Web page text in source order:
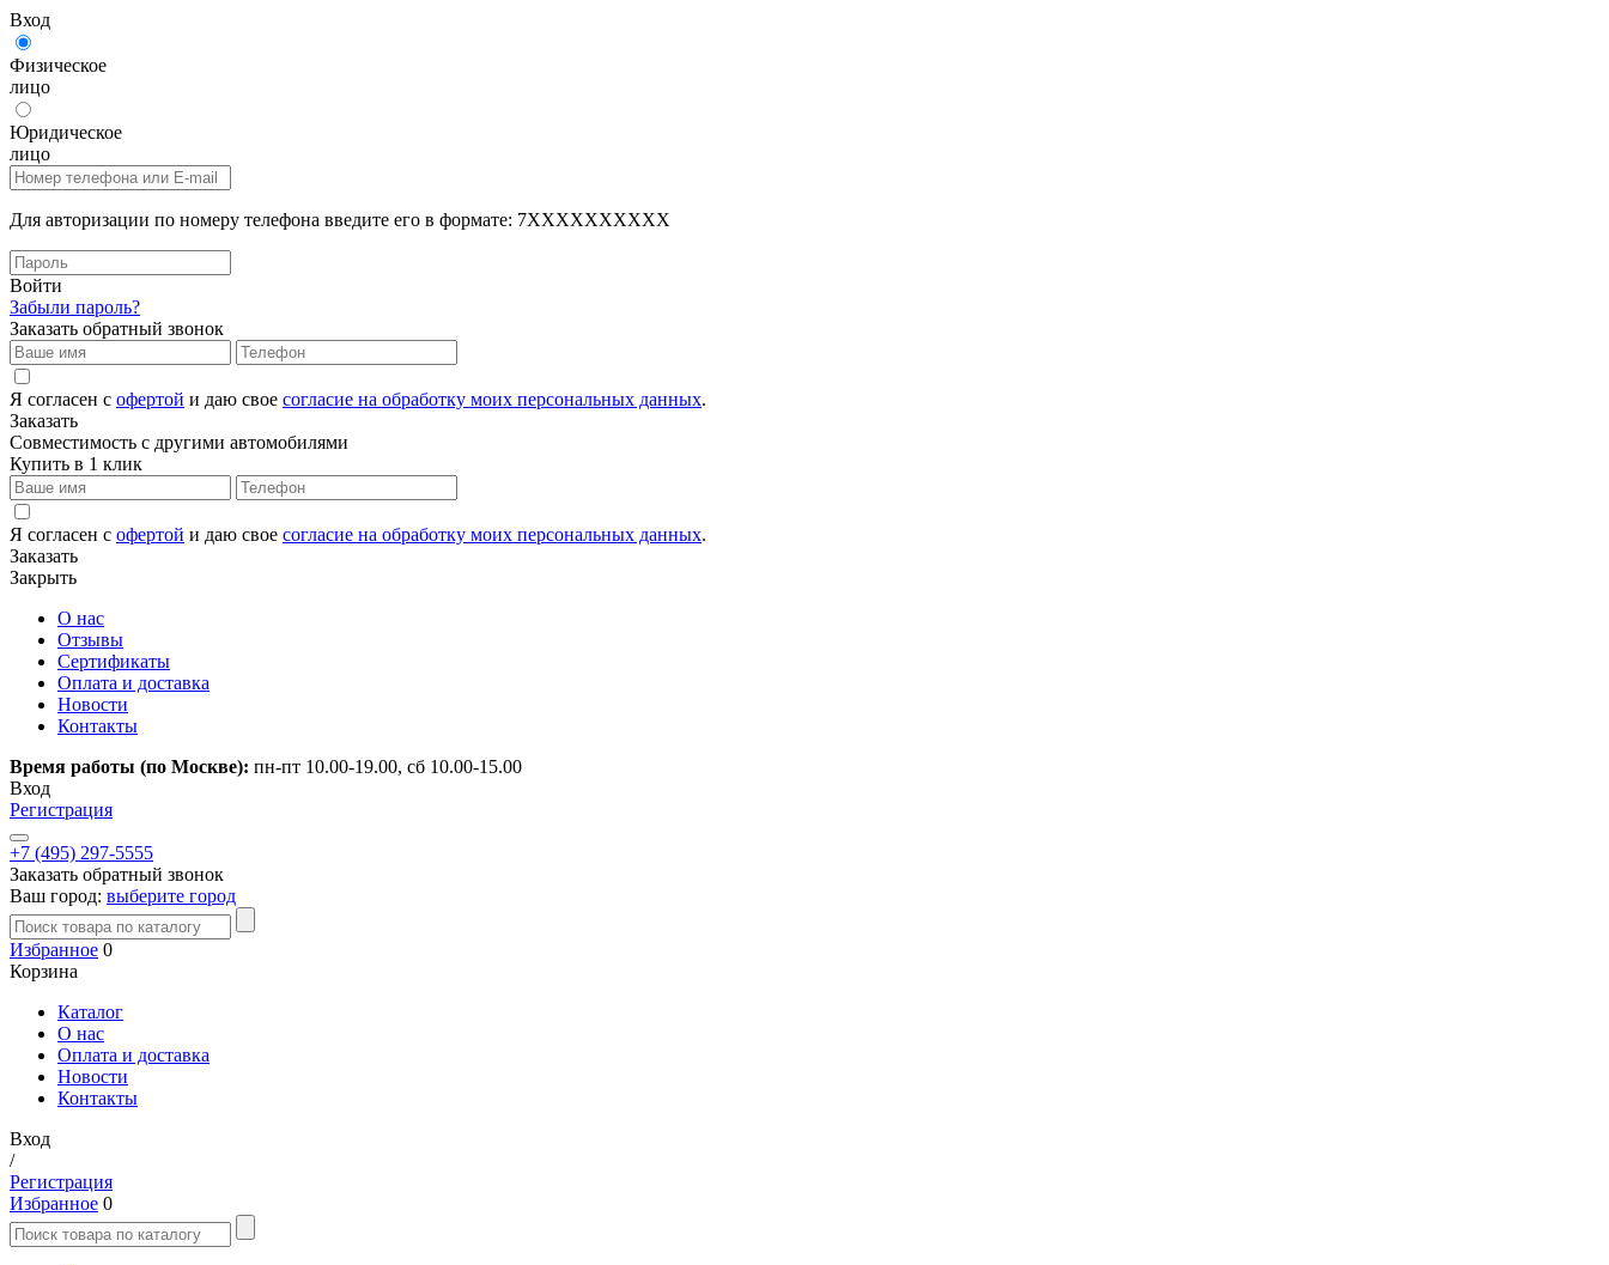
Вход
Физическое
лицо
Юридическое
лицо
Для авторизации по номеру телефона введите его в формате: 7XXXXXXXXXX
Войти
Забыли пароль?
Заказать обратный звонок
Я согласен с офертой и даю свое согласие на обработку моих персональных данных.
Заказать
Совместимость с другими автомобилями
Купить в 1 клик
Я согласен с офертой и даю свое согласие на обработку моих персональных данных.
Заказать
Закрыть
О нас
Отзывы
Сертификаты
Оплата и доставка
Новости
Контакты
Время работы (по Москве): пн-пт 10.00-19.00, сб 10.00-15.00
Вход
Регистрация
+7 (495) 297-5555
Заказать обратный звонок
Ваш город: выберите город
Избранное 0
Корзина
Каталог
О нас
Оплата и доставка
Новости
Контакты
Вход
/
Регистрация
Избранное 0